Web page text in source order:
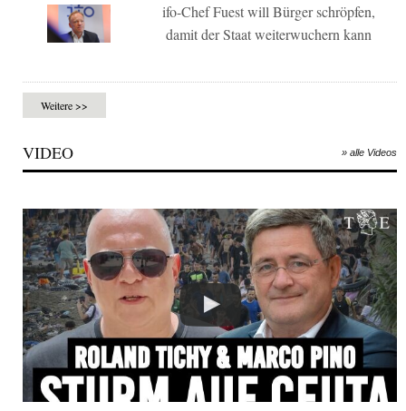
ifo-Chef Fuest will Bürger schröpfen,
damit der Staat weiterwuchern kann
Weitere >>
VIDEO » alle Videos